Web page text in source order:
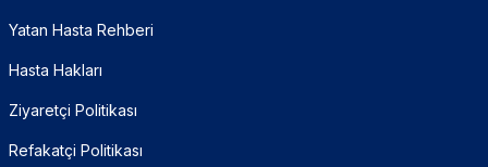
Yatan Hasta Rehberi
Hasta Hakları
Ziyaretçi Politikası
Refakatçi Politikası